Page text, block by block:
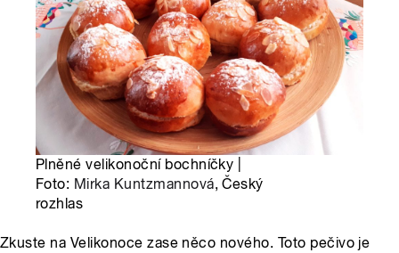
Plněné velikonoční bochníčky |
Foto: Mirka Kuntzmannová, Český
rozhlas
Zkuste na Velikonoce zase něco nového. Toto pečivo je